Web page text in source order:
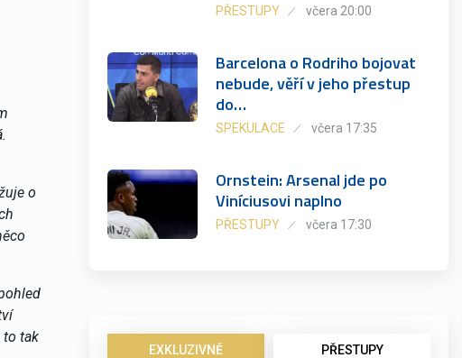
o
to tak
PŘESTUPY včera 20:00
Barcelona o Rodriho bojovat
nebude, věří v jeho přestup
do…
SPEKULACE včera 17:35
Ornstein: Arsenal jde po
Viníciusovi naplno
PŘESTUPY včera 17:30
EXKLUZIVNĚ PŘESTUPY